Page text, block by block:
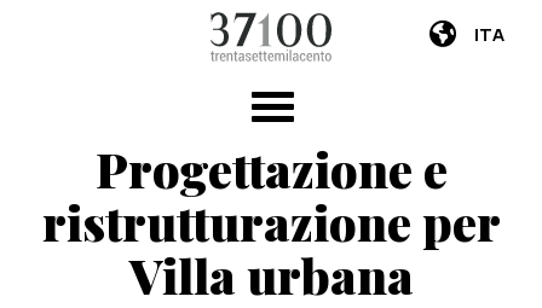
ITA
Progettazione e
ristrutturazione per
Villa urbana